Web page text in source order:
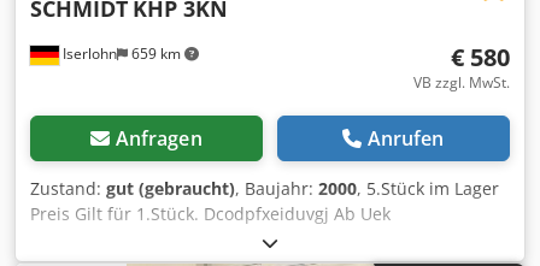
Iserlohn 659 km
SCHMIDT KHP 3KN
€ 580
VB zzgl. MwSt.
Anfragen Anrufen
Zustand: gut (gebraucht), Baujahr: 2000, 5.Stück im Lager
Preis Gilt für 1.Stück. Dcodpfxeiduvgj Ab Uek
Kniehebelpresse Fabr.SCHMIDT Druckl.3 KN.